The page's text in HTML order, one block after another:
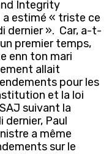
Integrity
a estimé « triste ce
dernier ». Car, a-t-
premier temps,
enn ton mari
allait
pour les
et la loi
suivant la
Paul
a même
sur le